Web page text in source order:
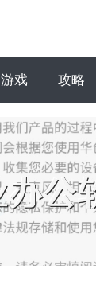
游戏 攻略